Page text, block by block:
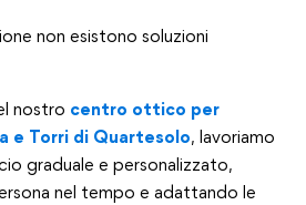
non esistono soluzioni
nostro centro ottico per
e Torri di Quartesolo, lavoriamo
graduale e personalizzato,
nel tempo e adattando le